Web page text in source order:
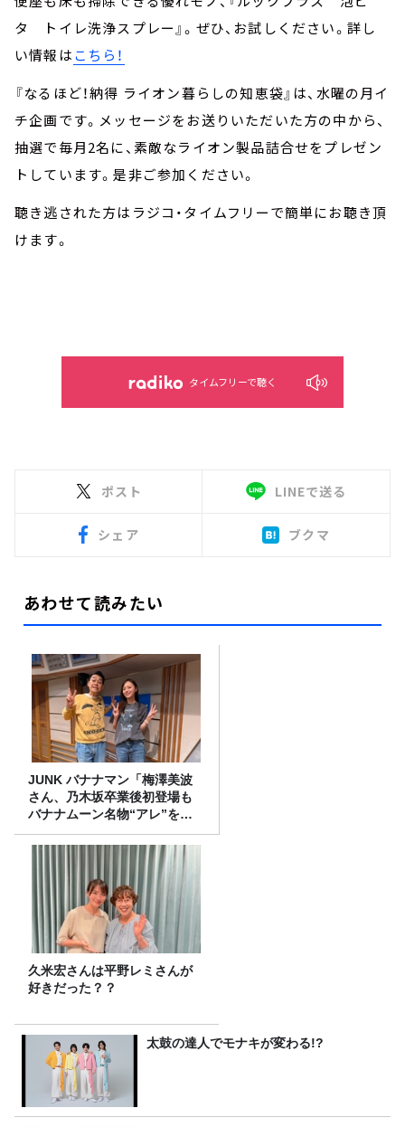
タ トイレ洗浄スプレー』。ぜひ、お試しください。詳し
い情報はこちら ！
『なるほど！納得 ライオン暮らしの知恵袋』は、水曜の月イ
チ企画です。メッセージをお送りいただいた方の中から、
抽選で毎月2名に、素敵なライオン製品詰合せをプレゼン
トしています。是非ご参加ください。
聴き逃された方はラジコ・タイムフリーで簡単にお聴き頂
けます。
タイムフリーで聴く
ポスト LINEで送る
シェア ブクマ
あわせて読みたい
JUNK バナナマン「梅澤美波
さん、乃木坂卒業後初登場も
バナナムーン名物“アレ”を喰
らう」
久米宏さんは平野レミさんが
好きだった？？
太鼓の達人でモナキが変わる!?